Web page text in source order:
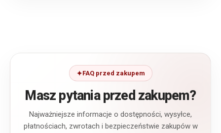
FAQ przed zakupem
Masz pytania przed zakupem?
Najważniejsze informacje o dostępności, wysyłce,
płatnościach, zwrotach i bezpieczeństwie zakupów w